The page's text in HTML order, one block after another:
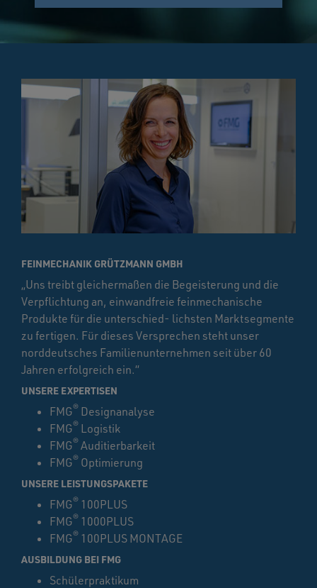
FEINMECHANIK GRÜTZMANN GMBH
„Uns treibt gleichermaßen die Begeisterung und die
Verpflichtung an, einwandfreie feinmechanische
Produkte für die unterschied- lichsten Marktsegmente
zu fertigen. Für dieses Versprechen steht unser
norddeutsches Familienunternehmen seit über 60
Jahren erfolgreich ein.“
UNSERE EXPERTISEN
FMG® Designanalyse
FMG® Logistik
FMG® Auditierbarkeit
FMG® Optimierung
UNSERE LEISTUNGSPAKETE
FMG® 100PLUS
FMG® 1000PLUS
FMG® 100PLUS MONTAGE
AUSBILDUNG BEI FMG
Schülerpraktikum